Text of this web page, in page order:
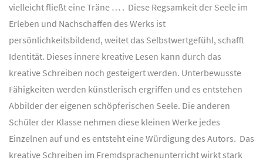
vielleicht fließt eine Träne … . Diese Regsamkeit der Seele im
Erleben und Nachschaffen des Werks ist
persönlichkeitsbildend, weitet das Selbstwertgefühl, schafft
Identität. Dieses innere kreative Lesen kann durch das
kreative Schreiben noch gesteigert werden. Unterbewusste
Fähigkeiten werden künstlerisch ergriffen und es entstehen
Abbilder der eigenen schöpferischen Seele. Die anderen
Schüler der Klasse nehmen diese kleinen Werke jedes
Einzelnen auf und es entsteht eine Würdigung des Autors. Das
kreative Schreiben im Fremdsprachenunterricht wirkt stark